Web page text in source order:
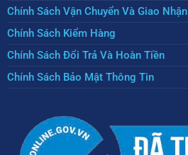
Chính Sách Vận Chuyển Và Giao Nhận
Chính Sách Kiểm Hàng
Chính Sách Đổi Trả Và Hoàn Tiền
Chính Sách Bảo Mật Thông Tin